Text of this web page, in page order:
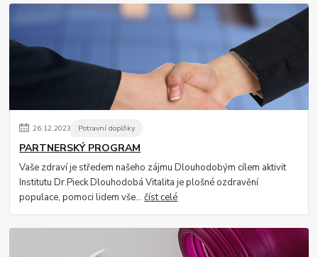
26.12.2023 Potravní doplňky
PARTNERSKÝ PROGRAM
Vaše zdraví je středem našeho zájmu Dlouhodobým cílem aktivit
Institutu Dr.Pieck Dlouhodobá Vitalita je plošné ozdravění
populace, pomoci lidem vše...číst celé